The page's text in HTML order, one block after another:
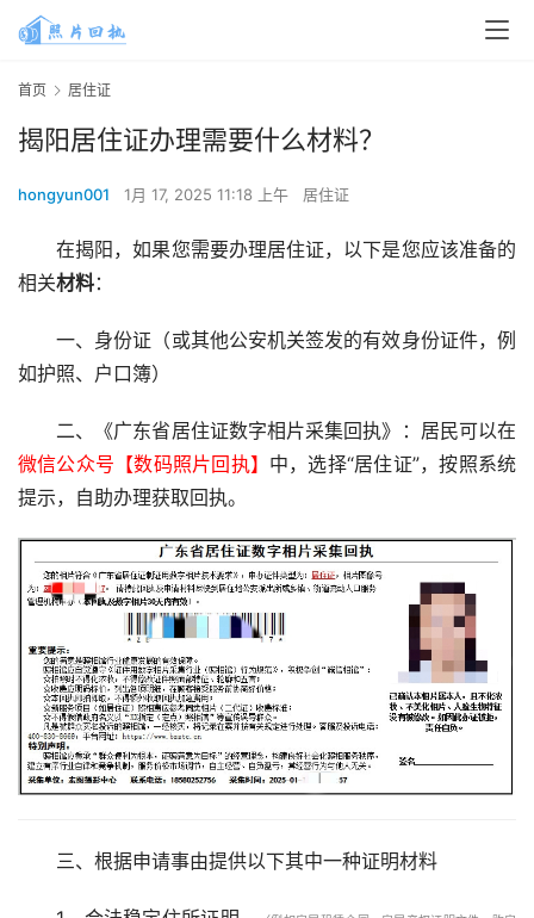
首页 居住证
揭阳居住证办理需要什么材料？
hongyun001 1月 17, 2025 11:18 上午 居住证
在揭阳，如果您需要办理居住证，以下是您应该准备的
相关材料：
一、身份证（或其他公安机关签发的有效身份证件，例
如护照、户口簿）
二、《广东省居住证数字相片采集回执》：居民可以在
微信公众号【数码照片回执】 中，选择“居住证”，按照系统
提示，自助办理获取回执。
三、根据申请事由提供以下其中一种证明材料